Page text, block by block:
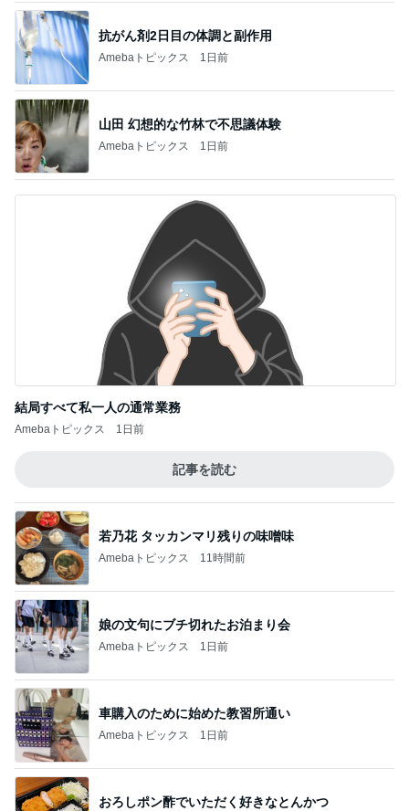
抗がん剤2日目の体調と副作用
Amebaトピックス 1日前
山田 幻想的な竹林で不思議体験
Amebaトピックス 1日前
結局すべて私一人の通常業務
Amebaトピックス 1日前
記事を読む
若乃花 タッカンマリ残りの味噌味
Amebaトピックス 11時間前
娘の文句にブチ切れたお泊まり会
Amebaトピックス 1日前
車購入のために始めた教習所通い
Amebaトピックス 1日前
おろしポン酢でいただく好きなとんかつ